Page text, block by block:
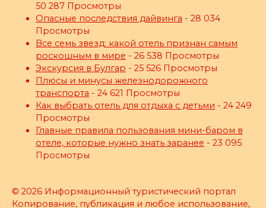
50 287 Просмотры
Опасные последствия дайвинга - 28 034
Просмотры
Все семь звезд: какой отель признан самым
роскошным в мире - 26 538 Просмотры
Экскурсия в Булгар - 25 526 Просмотры
Плюсы и минусы железнодорожного
транспорта - 24 621 Просмотры
Как выбрать отель для отдыха с детьми - 24 249
Просмотры
Главные правила пользования мини-баром в
отеле, которые нужно знать заранее - 23 095
Просмотры
© 2026 Информационный туристический портал
Копирование, публикация и любое использование,